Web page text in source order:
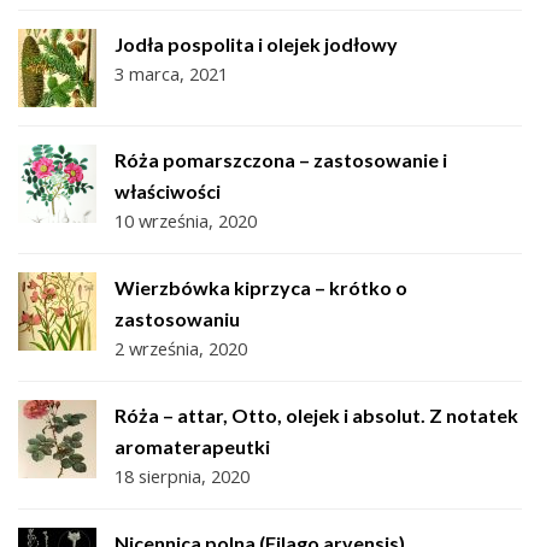
Jodła pospolita i olejek jodłowy
3 marca, 2021
Róża pomarszczona – zastosowanie i
właściwości
10 września, 2020
Wierzbówka kiprzyca – krótko o
zastosowaniu
2 września, 2020
Róża – attar, Otto, olejek i absolut. Z notatek
aromaterapeutki
18 sierpnia, 2020